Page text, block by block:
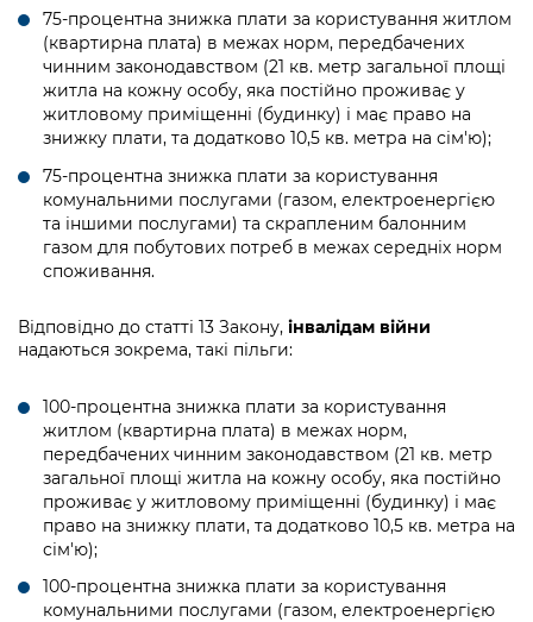
Проєкти розпоряджень, що
перебувають на погодженні КМВА
Рішення Київради
Контактна інформація
Графік роботи та прийому громадян
Вакансії
Статистика
Регуляторна діяльність
Промисловість і наука Києва
Підприємства, установи, організації
Kyiv International Relations
Дороги, транспорт та парковки
Навколишнє середовище міста
Містобудування та земельні ділянки
Культура, спорт, дозвілля
Бізнес та ліцензування
Безпека та правопорядок
Ритуальні послуги
Іноземцям / For foreigners
Пам'ятки культурної спадщини
Портал Захисників та Захисниць
Безбар'єрність
Громадський бюджет
Консультації з громадськістю
Громадська рада
Петиції
Відкритий бюджет
Допомога учасникам АТО
Рада з питань внутрішньо переміщених
осіб при Київській міській військовій
адміністрації
«Ініціатива «Партнерство «Відкритий
Уряд» – місцевий рівень»
Важливе під час воєнного стану
Інформація з обмеженим доступом
Подати запит онлайн
Проекти нормативно-правових та
Нормативна база
Питання і відповіді про публічну
Порядок оскарження рішень, дій чи
бездіяльності розпорядників інформації
Звіти про опрацювання запитів на
публічну інформацію
Інформація для споживачів
Про відкриті дані
Портал даних Києва
Медіагалерея
Підписатися на новини та анонси від
КМДА / Subscribe to announcements
from the KCSA
Порядок акредитації медіа /
Accreditation process
Подати журналістський запит /
Submitting a media request
Зйомки в лікарнях в умовах воєнного
стану / Rules for media coverage of
Контакти для медіа / Contacts for mass
media
Портал Послуг
75-процентна знижка плати за користування житлом
(квартирна плата) в межах норм, передбачених
чинним законодавством (21 кв. метр загальної площі
житла на кожну особу, яка постійно проживає у
житловому приміщенні (будинку) і має право на
знижку плати, та додатково 10,5 кв. метра на сім'ю);
75-процентна знижка плати за користування
комунальними послугами (газом, електроенергією
та іншими послугами) та скрапленим балонним
газом для побутових потреб в межах середніх норм
споживання.
Відповідно до статті 13 Закону, інвалідам війни
надаються зокрема, такі пільги:
100-процентна знижка плати за користування
житлом (квартирна плата) в межах норм,
передбачених чинним законодавством (21 кв. метр
загальної площі житла на кожну особу, яка постійно
проживає у житловому приміщенні (будинку) і має
право на знижку плати, та додатково 10,5 кв. метра на
сім'ю);
100-процентна знижка плати за користування
комунальними послугами (газом, електроенергією